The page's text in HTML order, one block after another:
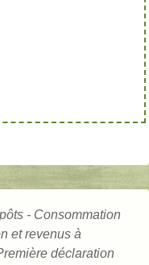
- Consommation
et revenus à
déclaration